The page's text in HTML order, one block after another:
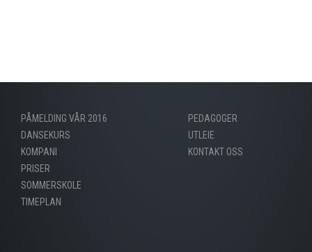
PÅMELDING VÅR 2016
DANSEKURS
KOMPANI
PRISER
SOMMERSKOLE
TIMEPLAN
PEDAGOGER
UTLEIE
KONTAKT OSS